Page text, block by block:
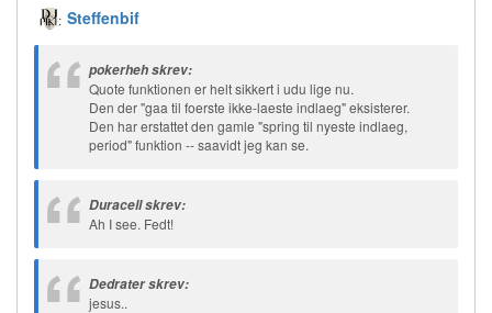
Steffenbif
pokerheh skrev:
Quote funktionen er helt sikkert i udu lige nu.
Den der "gaa til foerste ikke-laeste indlaeg" eksisterer.
Den har erstattet den gamle "spring til nyeste indlaeg,
period" funktion -- saavidt jeg kan se.
Duracell skrev:
Ah I see. Fedt!
Dedrater skrev:
jesus..